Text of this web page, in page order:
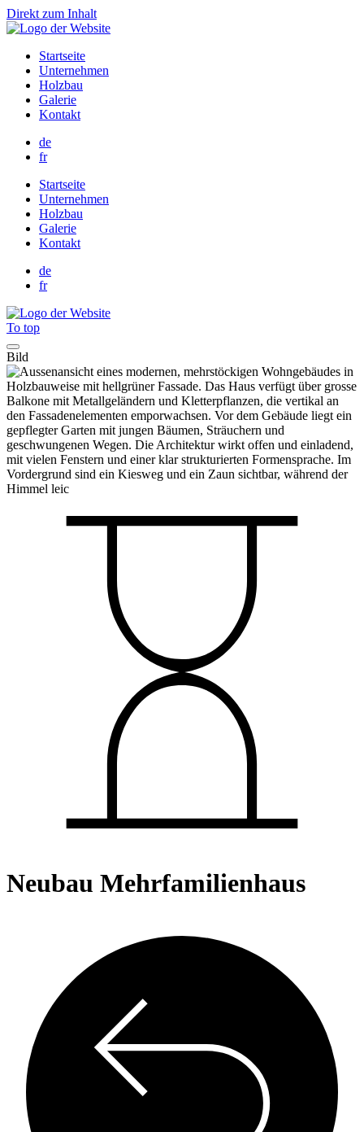
Direkt zum Inhalt
Startseite
Unternehmen
Holzbau
Galerie
Kontakt
de
fr
Startseite
Unternehmen
Holzbau
Galerie
Kontakt
de
fr
To top
Bild
Neubau Mehrfamilienhaus